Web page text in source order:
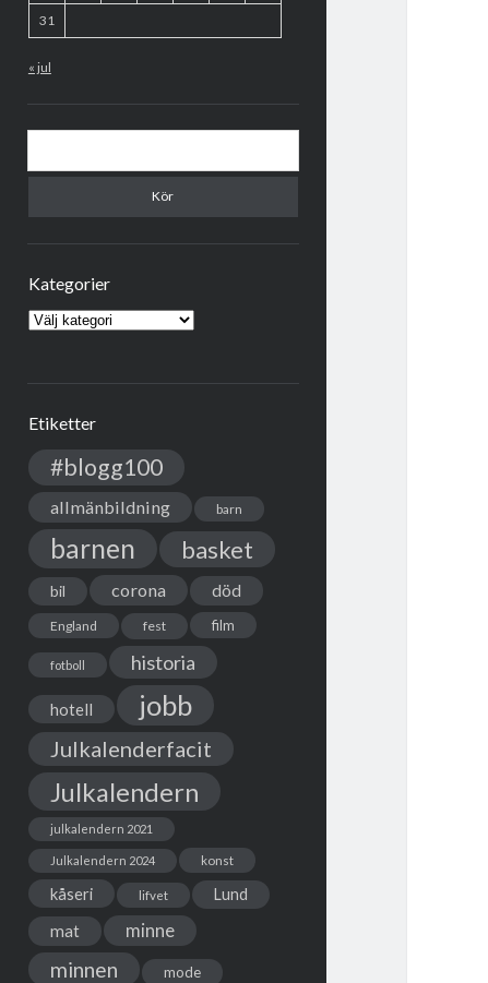
31
« jul
Kategorier
Kategorier
Etiketter
#blogg100
allmänbildning barn
barnen basket
bil corona död
England fest film
fotboll historia
hotell jobb
Julkalenderfacit
Julkalendern
julkalendern 2021
Julkalendern 2024 konst
kåseri lifvet Lund
mat minne
minnen mode